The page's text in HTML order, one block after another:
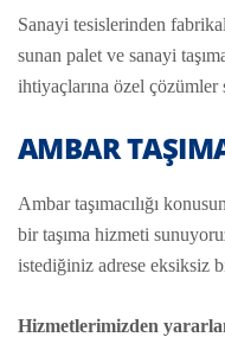
Sanayi tesislerinden
sunan palet ve sanayi
ihtiyaçlarına özel çözümler
AMBAR
Ambar taşımacılığı
bir taşıma hizmeti
istediğiniz adrese eksiksiz
Hizmetlerimizden